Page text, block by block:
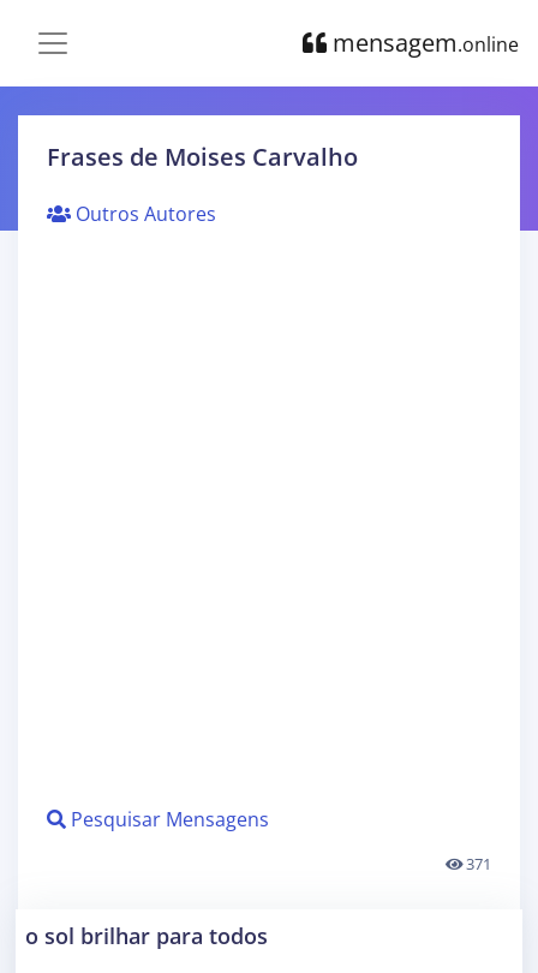
mensagem.online
Frases de Moises Carvalho
Outros Autores
Pesquisar Mensagens
371
o sol brilhar para todos